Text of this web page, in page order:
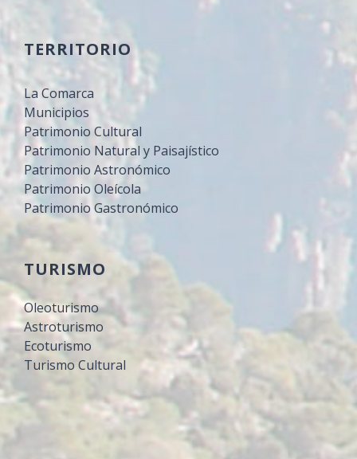
TERRITORIO
La Comarca
Municipios
Patrimonio Cultural
Patrimonio Natural y Paisajístico
Patrimonio Astronómico
Patrimonio Oleícola
Patrimonio Gastronómico
TURISMO
Oleoturismo
Astroturismo
Ecoturismo
Turismo Cultural